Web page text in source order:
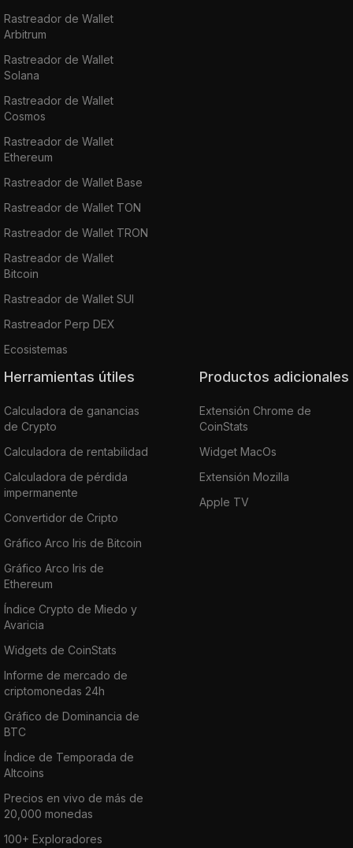
Rastreador de Wallet
Arbitrum
Rastreador de Wallet
Solana
Rastreador de Wallet
Cosmos
Rastreador de Wallet
Ethereum
Rastreador de Wallet Base
Rastreador de Wallet TON
Rastreador de Wallet TRON
Rastreador de Wallet
Bitcoin
Rastreador de Wallet SUI
Rastreador Perp DEX
Ecosistemas
Herramientas útiles
Calculadora de ganancias
de Crypto
Calculadora de rentabilidad
Calculadora de pérdida
impermanente
Convertidor de Cripto
Gráfico Arco Iris de Bitcoin
Gráfico Arco Iris de
Ethereum
Índice Crypto de Miedo y
Avaricia
Widgets de CoinStats
Informe de mercado de
criptomonedas 24h
Gráfico de Dominancia de
BTC
Índice de Temporada de
Altcoins
Precios en vivo de más de
20,000 monedas
100+ Exploradores
Productos adicionales
Extensión Chrome de
CoinStats
Widget MacOs
Extensión Mozilla
Apple TV